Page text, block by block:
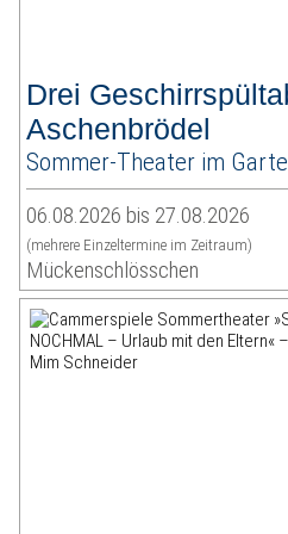
Drei
Aschenbrödel
Sommer-Theater im
06.08.2026 bis 27.08.2026
(mehrere Einzeltermine im Zeitraum)
Mückenschlösschen